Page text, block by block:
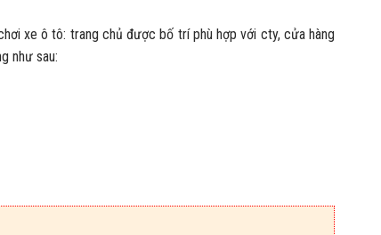
xe ô tô: trang chủ được bố trí phù hợp với cty, cửa hàng
như sau: